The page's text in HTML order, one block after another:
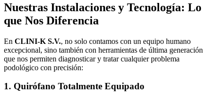
Nuestras Instalaciones y Tecnología: Lo
que Nos Diferencia
En CLINI-K S.V., no solo contamos con un equipo humano
excepcional, sino también con herramientas de última generación
que nos permiten diagnosticar y tratar cualquier problema
podológico con precisión:
1. Quirófano Totalmente Equipado